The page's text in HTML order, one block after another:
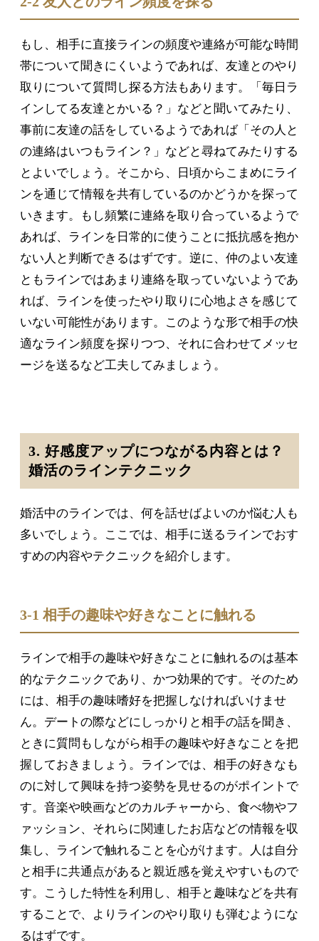
もし、相手に直接ラインの頻度や連絡が可能な時間
帯について聞きにくいようであれば、友達とのやり
取りについて質問し探る方法もあります。「毎日ラ
インしてる友達とかいる？」などと聞いてみたり、
事前に友達の話をしているようであれば「その人と
の連絡はいつもライン？」などと尋ねてみたりする
とよいでしょう。そこから、日頃からこまめにライ
ンを通じて情報を共有しているのかどうかを探って
いきます。もし頻繁に連絡を取り合っているようで
あれば、ラインを日常的に使うことに抵抗感を抱か
ない人と判断できるはずです。逆に、仲のよい友達
ともラインではあまり連絡を取っていないようであ
れば、ラインを使ったやり取りに心地よさを感じて
いない可能性があります。このような形で相手の快
適なライン頻度を探りつつ、それに合わせてメッセ
ージを送るなど工夫してみましょう。
3. 好感度アップにつながる内容とは？
婚活のラインテクニック
婚活中のラインでは、何を話せばよいのか悩む人も
多いでしょう。ここでは、相手に送るラインでおす
すめの内容やテクニックを紹介します。
3-1 相手の趣味や好きなことに触れる
ラインで相手の趣味や好きなことに触れるのは基本
的なテクニックであり、かつ効果的です。そのため
には、相手の趣味嗜好を把握しなければいけませ
ん。デートの際などにしっかりと相手の話を聞き、
ときに質問もしながら相手の趣味や好きなことを把
握しておきましょう。ラインでは、相手の好きなも
のに対して興味を持つ姿勢を見せるのがポイントで
す。音楽や映画などのカルチャーから、食べ物やフ
ァッション、それらに関連したお店などの情報を収
集し、ラインで触れることを心がけます。人は自分
と相手に共通点があると親近感を覚えやすいもので
す。こうした特性を利用し、相手と趣味などを共有
することで、よりラインのやり取りも弾むようにな
るはずです。